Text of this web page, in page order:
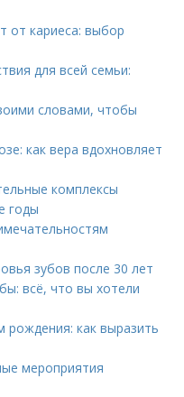
от кариеса: выбор
для всей семьи:
словами, чтобы
как вера вдохновляет
комплексы
годы
зубов после 30 лет
всё, что вы хотели
рождения: как выразить
мероприятия